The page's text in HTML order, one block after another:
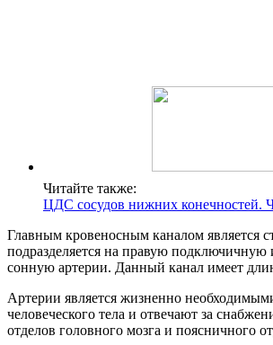
Читайте также:
ЦДС сосудов нижних конечностей.
Главным кровеносным каналом является
подразделяется на правую
сонную артерии. Данный канал имеет
Артерии является жизненно
человеческого тела и отвечают за
отделов головного мозга и поясничного